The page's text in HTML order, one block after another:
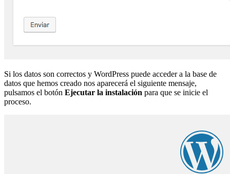
Si los datos son correctos y WordPress puede acceder a la base de
datos que hemos creado nos aparecerá el siguiente mensaje,
pulsamos el botón Ejecutar la instalación para que se inicie el
proceso.